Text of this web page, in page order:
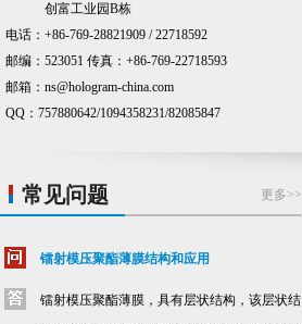
创富工业园B栋
电话：+86-769-28821909 / 22718592
邮编：523051 传真：+86-769-22718593
邮箱：ns@hologram-china.com
QQ：757880642/1094358231/82085847
常见问题 更多>>
镭射模压聚酯薄膜结构和应用
镭射模压聚酯薄膜，具有层状结构，该层状结